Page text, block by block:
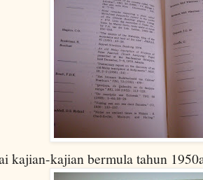
kajian-kajian bermula tahun